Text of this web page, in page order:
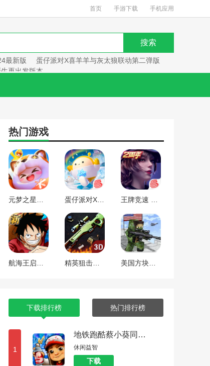
首页 手游下载 手机应用
最新版
蛋仔派对X喜羊羊与灰太狼联动第二弹版
再出发版本
热门游戏
下载排行榜 热门排行榜
1
地铁跑酷蔡小葵同款外网版本
休闲益智
下载